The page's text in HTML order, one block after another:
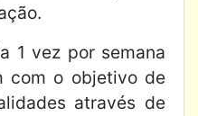
1 vez por semana
com o objetivo de
através de